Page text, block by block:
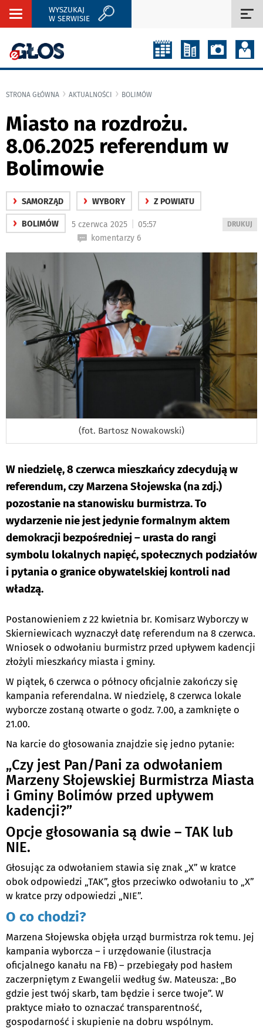
Rozwiń
WYSZUKAJ
W SERWISIE
STRONA GŁÓWNA AKTUALNOŚCI BOLIMÓW
Miasto na rozdrożu.
8.06.2025 referendum w
Bolimowie
› SAMORZĄD › WYBORY › Z POWIATU
› BOLIMÓW
WYDRUKUJ
DRUKUJ
5 czerwca 2025
05:57
komentarzy 6
(fot. Bartosz Nowakowski)
W niedzielę, 8 czerwca mieszkańcy zdecydują w
referendum, czy Marzena Słojewska (na zdj.)
pozostanie na stanowisku burmistrza. To
wydarzenie nie jest jedynie formalnym aktem
demokracji bezpośredniej – urasta do rangi
symbolu lokalnych napięć, społecznych podziałów
i pytania o granice obywatelskiej kontroli nad
władzą.
Postanowieniem z 22 kwietnia br. Komisarz Wyborczy w
Skierniewicach wyznaczył datę referendum na 8 czerwca.
Wniosek o odwołaniu burmistrz przed upływem kadencji
złożyli mieszkańcy miasta i gminy.
W piątek, 6 czerwca o północy oficjalnie zakończy się
kampania referendalna. W niedzielę, 8 czerwca lokale
wyborcze zostaną otwarte o godz. 7.00, a zamknięte o
21.00.
Na karcie do głosowania znajdzie się jedno pytanie:
„Czy jest Pan/Pani za odwołaniem
Marzeny Słojewskiej Burmistrza Miasta
i Gminy Bolimów przed upływem
kadencji?”
Opcje głosowania są dwie – TAK lub
NIE.
Głosując za odwołaniem stawia się znak „X” w kratce
obok odpowiedzi „TAK”, głos przeciwko odwołaniu to „X”
w kratce przy odpowiedzi „NIE”.
O co chodzi?
Marzena Słojewska objęła urząd burmistrza rok temu. Jej
kampania wyborcza – i urzędowanie (ilustracja
oficjalnego kanału na FB) – przebiegały pod hasłem
zaczerpniętym z Ewangelii według św. Mateusza: „Bo
gdzie jest twój skarb, tam będzie i serce twoje”. W
praktyce miało to oznaczać transparentność,
gospodarność i skupienie na dobru wspólnym.